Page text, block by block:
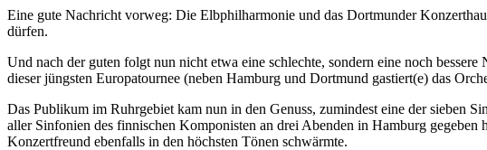
Eine gute Nachricht vorweg: Die Elbphilharmonie und das Dortmunder
dürfen.
Und nach der guten folgt nun nicht etwa eine schlechte, sondern eine noch
dieser jüngsten Europatournee (neben Hamburg und Dortmund gastiert(e) das
Das Publikum im Ruhrgebiet kam nun in den Genuss, zumindest eine der sieben
aller Sinfonien des finnischen Komponisten an drei Abenden in Hamburg
Konzertfreund ebenfalls in den höchsten Tönen schwärmte.